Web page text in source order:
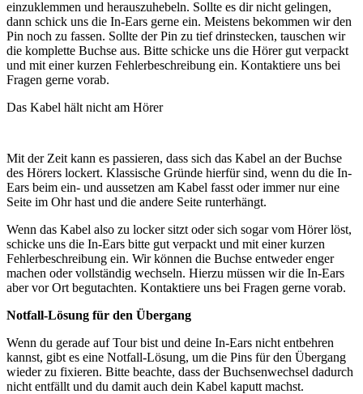
einzuklemmen und herauszuhebeln. Sollte es dir nicht gelingen,
dann schick uns die In-Ears gerne ein. Meistens bekommen wir den
Pin noch zu fassen. Sollte der Pin zu tief drinstecken, tauschen wir
die komplette Buchse aus. Bitte schicke uns die Hörer gut verpackt
und mit einer kurzen Fehlerbeschreibung ein. Kontaktiere uns bei
Fragen gerne vorab.
Das Kabel hält nicht am Hörer
Mit der Zeit kann es passieren, dass sich das Kabel an der Buchse
des Hörers lockert. Klassische Gründe hierfür sind, wenn du die In-
Ears beim ein- und aussetzen am Kabel fasst oder immer nur eine
Seite im Ohr hast und die andere Seite runterhängt.
Wenn das Kabel also zu locker sitzt oder sich sogar vom Hörer löst,
schicke uns die In-Ears bitte gut verpackt und mit einer kurzen
Fehlerbeschreibung ein. Wir können die Buchse entweder enger
machen oder vollständig wechseln. Hierzu müssen wir die In-Ears
aber vor Ort begutachten. Kontaktiere uns bei Fragen gerne vorab.
Notfall-Lösung für den Übergang
Wenn du gerade auf Tour bist und deine In-Ears nicht entbehren
kannst, gibt es eine Notfall-Lösung, um die Pins für den Übergang
wieder zu fixieren. Bitte beachte, dass der Buchsenwechsel dadurch
nicht entfällt und du damit auch dein Kabel kaputt machst.